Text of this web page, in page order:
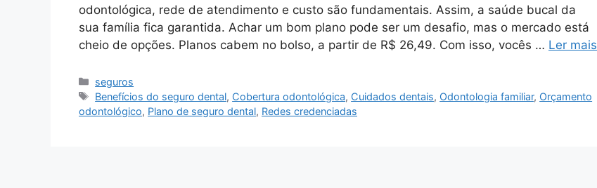
odontológica, rede de atendimento e custo são fundamentais. Assim, a saúde bucal da
sua família fica garantida. Achar um bom plano pode ser um desafio, mas o mercado está
cheio de opções. Planos cabem no bolso, a partir de R$ 26,49. Com isso, vocês … Ler mais
Categorias
seguros
Tags
Benefícios do seguro dental, Cobertura odontológica, Cuidados dentais, Odontologia familiar, Orçamento
odontológico, Plano de seguro dental, Redes credenciadas